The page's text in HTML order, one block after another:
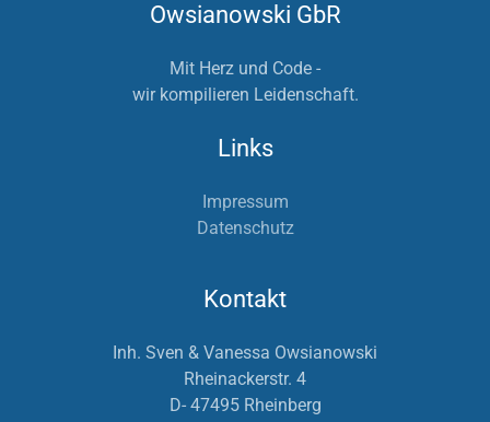
Owsianowski GbR
Mit Herz und Code -
wir kompilieren Leidenschaft.
Links
Impressum
Datenschutz
Kontakt
Inh. Sven & Vanessa Owsianowski
Rheinackerstr. 4
D- 47495 Rheinberg